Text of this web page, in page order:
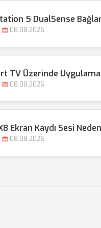
5 DualSense
08.08.2026
TV Üzerinde
08.08.2026
Ekran Kaydı Sesi
08.08.2026